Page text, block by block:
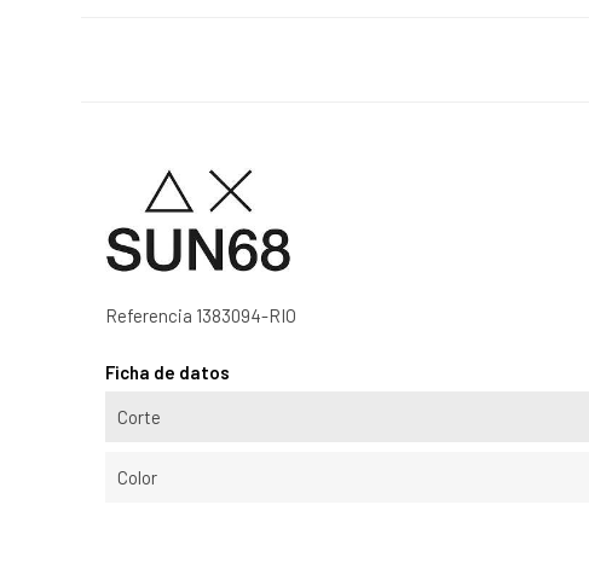
Referencia 1383094-RIO
Ficha de datos
Corte
Color